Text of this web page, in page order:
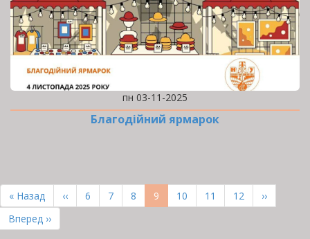
пн 03-11-2025
Благодійний ярмарок
НА
СТОРІНКИ
Перша
сторінка
« Назад
Попередня
сторінка
‹‹ Page
6 Page
7 Page
8
Поточна
сторінка
9 Page
10 Page
11 Page
12
Наступна
сторінка
››
Остання
сторінка
Вперед ››